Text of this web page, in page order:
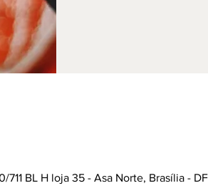
711 BL H loja 35 - Asa Norte, Brasília -